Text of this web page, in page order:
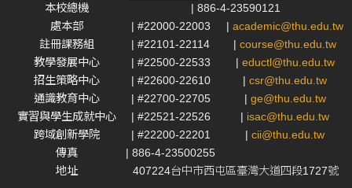
本校總機
| 886-4-23590121
處本部
| #22000-22003 | academic@thu.edu.tw
註冊課務組
| #22101-22114 | course@thu.edu.tw
教學發展中心
| #22500-22533 | eductl@thu.edu.tw
招生策略中心
| #22600-22610 | csr@thu.edu.tw
通識教育中心
| #22700-22705 | ge@thu.edu.tw
實習與學生成就中心
| #22521-22526 | isac@thu.edu.tw
跨域創新學院
| #22200-22201 | cii@thu.edu.tw
傳真
| 886-4-23500255
地址
407224台中市西屯區臺灣大道四段1727號